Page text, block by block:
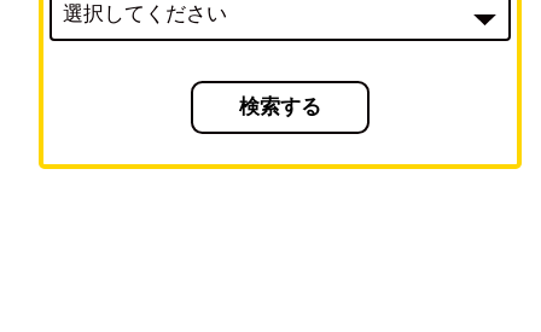
検索する